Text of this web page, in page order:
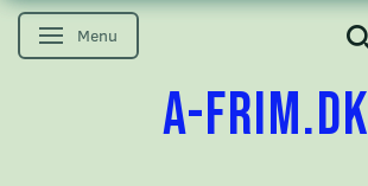
Skifte navigation
Menu
A-FRIM.DK